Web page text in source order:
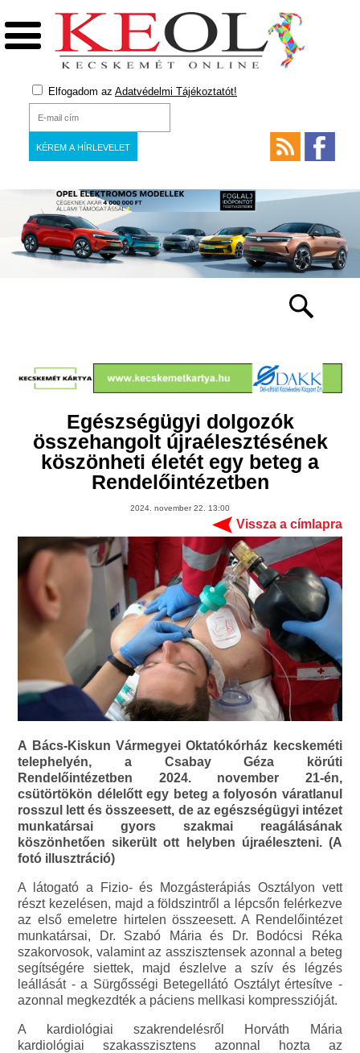
Elfogadom az Adatvédelmi Tájékoztatót!
Egészségügyi dolgozók
összehangolt újraélesztésének
köszönheti életét egy beteg a
Rendelőintézetben
2024. november 22. 13:00
Vissza a címlapra
A Bács-Kiskun Vármegyei Oktatókórház kecskeméti
telephelyén, a Csabay Géza körúti
Rendelőintézetben 2024. november 21-én,
csütörtökön délelőtt egy beteg a folyosón váratlanul
rosszul lett és összeesett, de az egészségügyi intézet
munkatársai gyors szakmai reagálásának
köszönhetően sikerült ott helyben újraéleszteni. (A
fotó illusztráció)
A látogató a Fizio- és Mozgásterápiás Osztályon vett
részt kezelésen, majd a földszintről a lépcsőn felérkezve
az első emeletre hirtelen összeesett. A Rendelőintézet
munkatársai, Dr. Szabó Mária és Dr. Bodócsi Réka
szakorvosok, valamint az asszisztensek azonnal a beteg
segítségére siettek, majd észlelve a szív és légzés
leállását - a Sürgősségi Betegellátó Osztályt értesítve -
azonnal megkezdték a páciens mellkasi kompresszióját.
A kardiológiai szakrendelésről Horváth Mária
kardiológiai szakasszisztens azonnal hozta az